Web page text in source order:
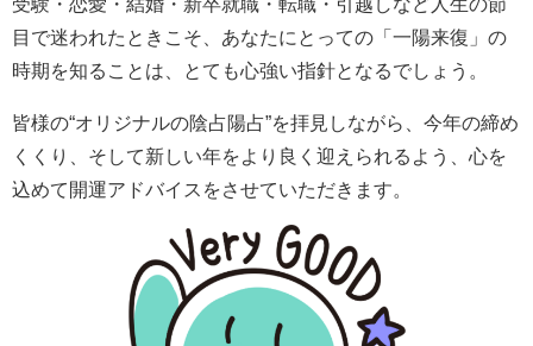
受験・恋愛・結婚・新卒就職・転職・引越しなど人生の節
目で迷われたときこそ、あなたにとっての「一陽来復」の
時期を知ることは、とても心強い指針となるでしょう。
皆様の“オリジナルの陰占陽占”を拝見しながら、今年の締め
くくり、そして新しい年をより良く迎えられるよう、心を
込めて開運アドバイスをさせていただきます。